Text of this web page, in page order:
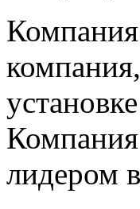
Компания
лидером